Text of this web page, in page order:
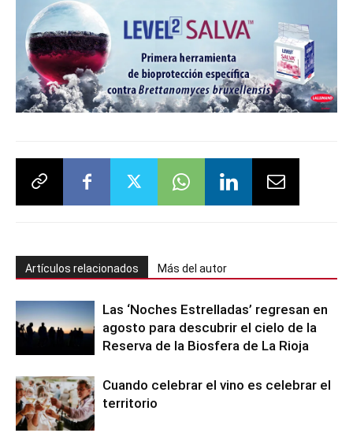
Artículos relacionados Más del autor
Las ‘Noches Estrelladas’ regresan en
agosto para descubrir el cielo de la
Reserva de la Biosfera de La Rioja
Cuando celebrar el vino es celebrar el
territorio